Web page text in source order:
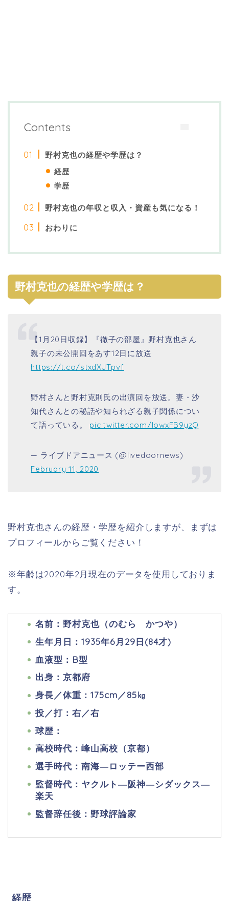
Contents
野村克也の経歴や学歴は？
経歴
学歴
野村克也の年収と収入・資産も気になる！
おわりに
野村克也の経歴や学歴は？
【1月20日収録】『徹子の部屋』野村克也さん
親子の未公開回をあす12日に放送
https://t.co/stxdXJTpvf
野村さんと野村克則氏の出演回を放送。妻・沙
知代さんとの秘話や知られざる親子関係につい
て語っている。 pic.twitter.com/IowxFB9yzQ
— ライブドアニュース (@livedoornews)
February 11, 2020
野村克也さんの経歴・学歴を紹介しますが、まずは
プロフィールからご覧ください！
※年齢は2020年2月現在のデータを使用しておりま
す。
名前：野村克也（のむら かつや）
生年月日：1935年6月29日(84才)
血液型：B型
出身：京都府
身長／体重：175cm／85㎏
投／打：右／右
球歴：
高校時代：峰山高校（京都）
選手時代：南海―ロッテー西部
監督時代：ヤクルト―阪神―シダックス―
楽天
監督辞任後：野球評論家
経歴